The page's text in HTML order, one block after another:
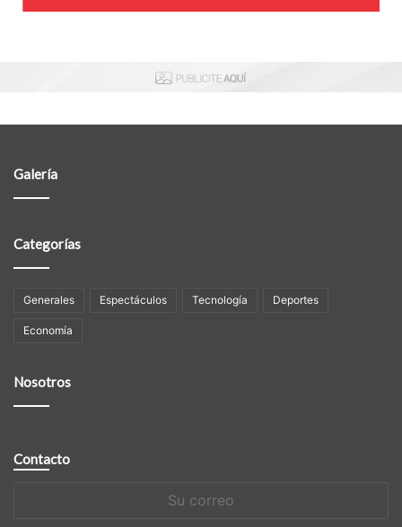
Galería
Categorías
Generales Espectáculos Tecnología Deportes
Economía
Nosotros
Contacto